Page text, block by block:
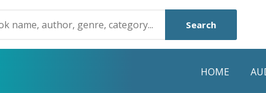
Search
HOME